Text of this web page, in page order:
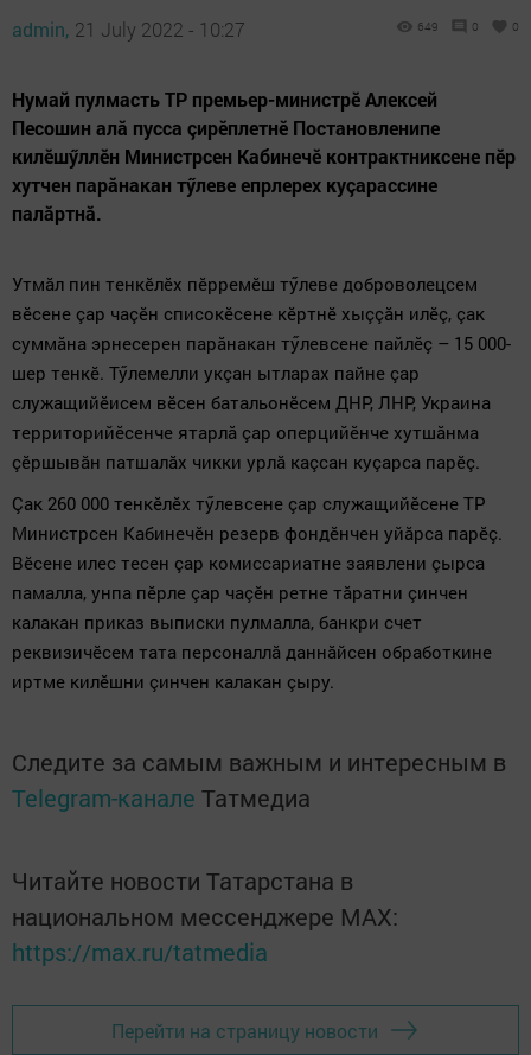
admin, 21 July 2022 - 10:27 649 0 0
Нумай пулмасть ТР премьер-министрӗ Алексей
Песошин алă пусса çирӗплетнӗ Постановленипе
килӗшӳллӗн Министрсен Кабинечӗ контрактниксене пӗр
хутчен парăнакан тӳлеве епрлерех куçарассине
палăртнă.
Утмăл пин тенкӗлӗх пӗрремӗш тӳлеве доброволецсем
вӗсене çар чаçӗн списокӗсене кӗртнӗ хыççăн илӗç, çак
суммăна эрнесерен парăнакан тӳлевсене пайлӗç – 15 000-
шер тенкӗ. Тӳлемелли укçан ытларах пайне çар
служащийӗисем вӗсен батальонӗсем ДНР, ЛНР, Украина
территорийӗсенче ятарлă çар оперцийӗнче хутшăнма
çӗршывăн патшалăх чикки урлă каçсан куçарса парӗç.
Çак 260 000 тенкӗлӗх тӳлевсене çар служащийӗсене ТР
Министрсен Кабинечӗн резерв фондӗнчен уйăрса парӗç.
Вӗсене илес тесен çар комиссариатне заявлени çырса
памалла, унпа пӗрле çар чаçӗн ретне тăратни çинчен
калакан приказ выписки пулмалла, банкри счет
реквизичӗсем тата персоналлă даннăйсен обработкине
иртме килӗшни çинчен калакан çыру.
Следите за самым важным и интересным в
Telegram-канале Татмедиа
Читайте новости Татарстана в
национальном мессенджере MАХ:
https://max.ru/tatmedia
Перейти на страницу новости